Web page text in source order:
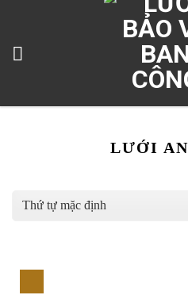
content
LƯỚI